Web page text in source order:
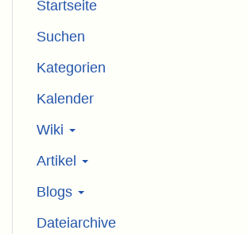
Startseite
Suchen
Kategorien
Kalender
Wiki
Artikel
Blogs
Dateiarchive